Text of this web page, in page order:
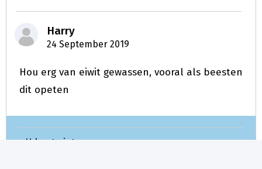
Harry
24 September 2019
Hou erg van eiwit gewassen, vooral als beesten
dit opeten
U kunt niet meer reageren.